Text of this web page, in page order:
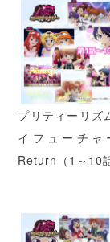
プリティーリズ
イフューチャ
Return（1～10